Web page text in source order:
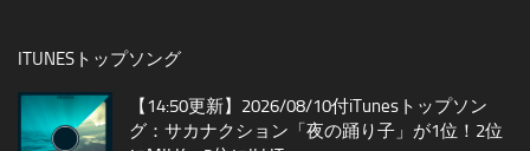
ITUNESトップソング
【14:50更新】2026/08/10付iTunesトップソン
グ：サカナクション「夜の踊り子」が1位！2位